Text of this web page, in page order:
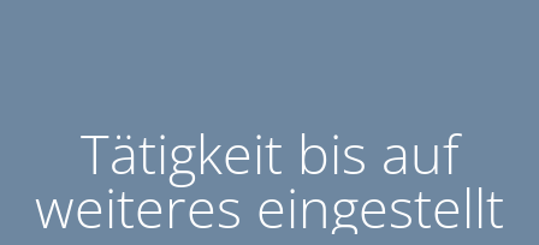
Tätigkeit bis auf
weiteres eingestellt